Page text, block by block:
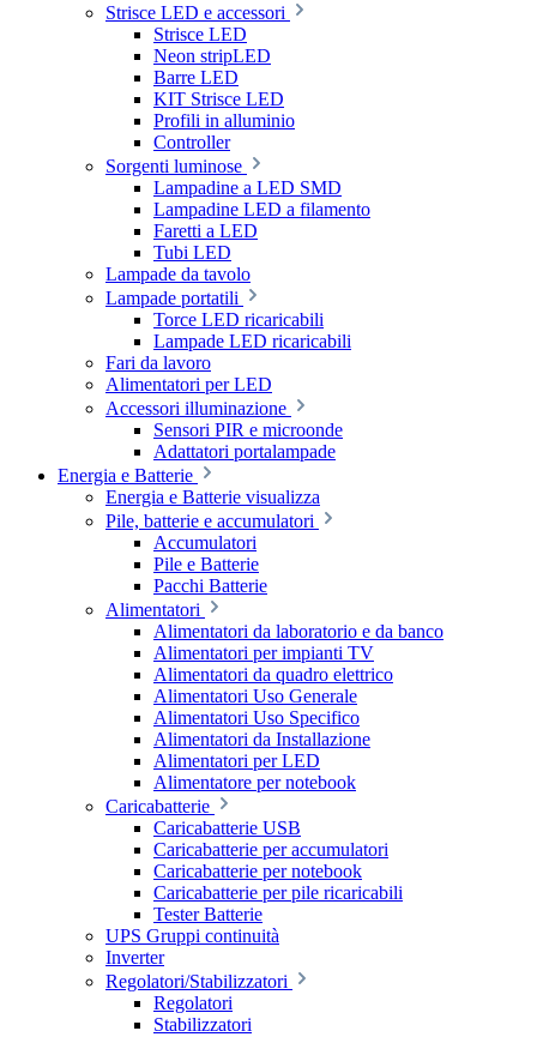
Strisce LED e accessori
Strisce LED
Neon stripLED
Barre LED
KIT Strisce LED
Profili in alluminio
Controller
Sorgenti luminose
Lampadine a LED SMD
Lampadine LED a filamento
Faretti a LED
Tubi LED
Lampade da tavolo
Lampade portatili
Torce LED ricaricabili
Lampade LED ricaricabili
Fari da lavoro
Alimentatori per LED
Accessori illuminazione
Sensori PIR e microonde
Adattatori portalampade
Energia e Batterie
Energia e Batterie visualizza
Pile, batterie e accumulatori
Accumulatori
Pile e Batterie
Pacchi Batterie
Alimentatori
Alimentatori da laboratorio e da banco
Alimentatori per impianti TV
Alimentatori da quadro elettrico
Alimentatori Uso Generale
Alimentatori Uso Specifico
Alimentatori da Installazione
Alimentatori per LED
Alimentatore per notebook
Caricabatterie
Caricabatterie USB
Caricabatterie per accumulatori
Caricabatterie per notebook
Caricabatterie per pile ricaricabili
Tester Batterie
UPS Gruppi continuità
Inverter
Regolatori/Stabilizzatori
Regolatori
Stabilizzatori